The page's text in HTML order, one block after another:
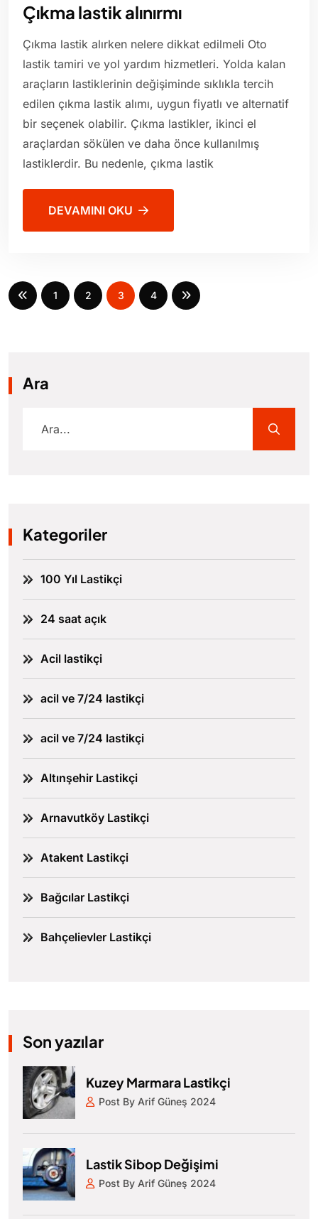
Çıkma lastik alınırmı
Çıkma lastik alırken nelere dikkat edilmeli Oto
lastik tamiri ve yol yardım hizmetleri. Yolda kalan
araçların lastiklerinin değişiminde sıklıkla tercih
edilen çıkma lastik alımı, uygun fiyatlı ve alternatif
bir seçenek olabilir. Çıkma lastikler, ikinci el
araçlardan sökülen ve daha önce kullanılmış
lastiklerdir. Bu nedenle, çıkma lastik
DEVAMINI OKU
1 2 3 4
Ara
Kategoriler
100 Yıl Lastikçi
24 saat açık
Acil lastikçi
acil ve 7/24 lastikçi
acil ve 7/24 lastikçi
Altınşehir Lastikçi
Arnavutköy Lastikçi
Atakent Lastikçi
Bağcılar Lastikçi
Bahçelievler Lastikçi
Son yazılar
Kuzey Marmara Lastikçi
Post By Arif Güneş 2024
Lastik Sibop Değişimi
Post By Arif Güneş 2024